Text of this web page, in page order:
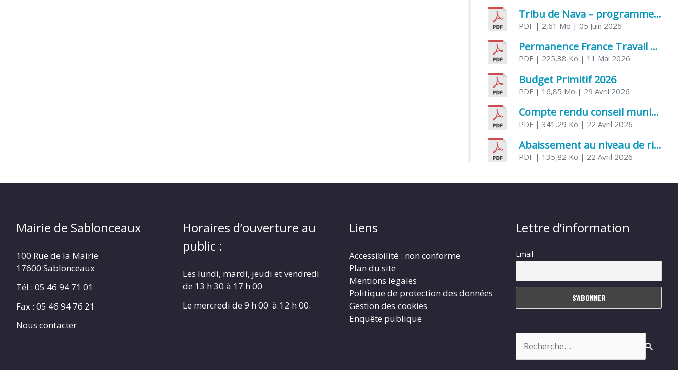
Tribu de Nava – programme et inscriptions été 2026
PDF | 2,61 Mo | 05 Juin 2026
Permanence France Travail au CCAS de Saujon Juin 2026
PDF | 225,38 Ko | 11 Mai 2026
Budget Primitif 2026
PDF | 16,85 Mo | 29 Avril 2026
Compte rendu conseil municipal – 7 avril 2026
PDF | 341,29 Ko | 22 Avril 2026
Abaissement au niveau de risque modéré de l’Influenza aviaire
PDF | 135,82 Ko | 22 Avril 2026
Mairie de Sablonceaux
100 Rue de la Mairie
17600 Sablonceaux
Tél : 05 46 94 71 01
Fax : 05 46 94 76 21
Nous contacter
Horaires d’ouverture au
public :
Les lundi, mardi, jeudi et vendredi
de 13 h 30 à 17 h 00
Le mercredi de 9 h 00 à 12 h 00.
Liens
Accessibilité : non conforme
Plan du site
Mentions légales
Politique de protection des données
Gestion des cookies
Enquête publique
Lettre d’information
Email